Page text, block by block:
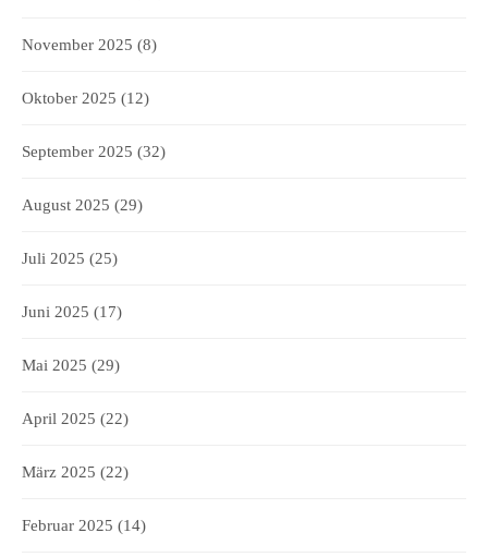
November 2025 (8)
Oktober 2025 (12)
September 2025 (32)
August 2025 (29)
Juli 2025 (25)
Juni 2025 (17)
Mai 2025 (29)
April 2025 (22)
März 2025 (22)
Februar 2025 (14)